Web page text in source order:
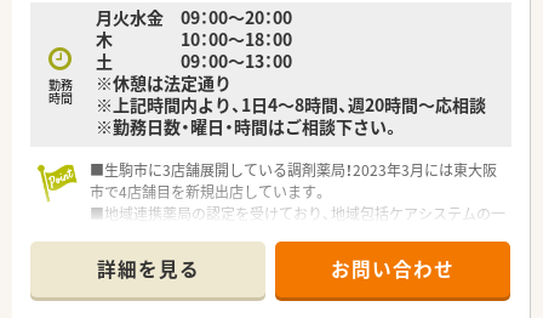
勤務
時間
月火水金 09：00～20：00
木 10：00～18：00
土 09：00～13：00
※休憩は法定通り
※上記時間内より、1日4～8時間、週20時間～応相談
※勤務日数・曜日・時間はご相談下さい。
■生駒市に3店舗展開している調剤薬局！2023年3月には東大阪
市で4店舗目を新規出店しています。
■地域連携薬局の認定を受けており、地域包括ケアシステムの一
■薬剤師として本気で患者様に向き合いたい方、チーム医療に活
躍したい方、在宅業務にご興味のある方にオススメです。
■未経験・ブランクのある方もお気軽にご相談下さい。
詳細を見る お問い合わせ